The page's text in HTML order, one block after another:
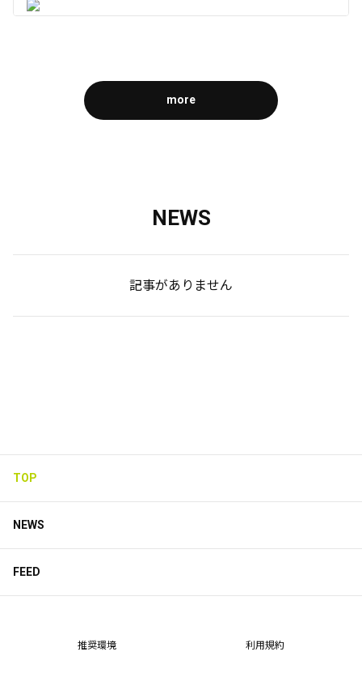
バー瀧澤博人・視力ちゃん・ライフの紹介も掲載されていま
すので合わせてご覧ください😉 https://t.co/qHqxL51TNt
https://t.co/i5AJiwKRQa
0 0 0
Nuts&ChipがTwitterを更新しました
more
NEWS
記事がありません
TOP
NEWS
FEED
推奨環境 利用規約